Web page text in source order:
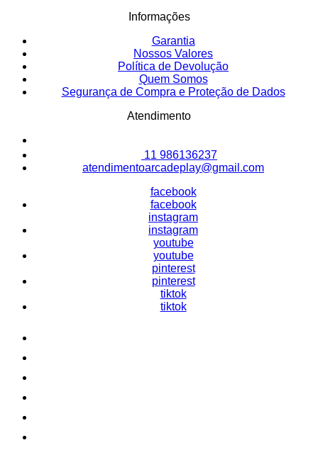
Informações
Garantia
Nossos Valores
Política de Devolução
Quem Somos
Segurança de Compra e Proteção de Dados
Atendimento
11 986136237
atendimentoarcadeplay@gmail.com
facebook
facebook
instagram
instagram
youtube
youtube
pinterest
pinterest
tiktok
tiktok